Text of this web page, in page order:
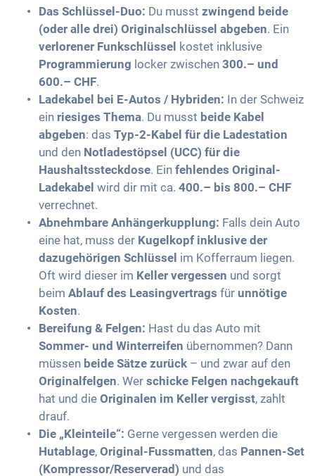
Das Schlüssel-Duo: Du musst zwingend beide
(oder alle drei) Originalschlüssel abgeben. Ein
verlorener Funkschlüssel kostet inklusive
Programmierung locker zwischen 300.– und
600.– CHF.
Ladekabel bei E-Autos / Hybriden: In der Schweiz
ein riesiges Thema. Du musst beide Kabel
abgeben: das Typ-2-Kabel für die Ladestation
und den Notladestöpsel (UCC) für die
Haushaltssteckdose. Ein fehlendes Original-
Ladekabel wird dir mit ca. 400.– bis 800.– CHF
verrechnet.
Abnehmbare Anhängerkupplung: Falls dein Auto
eine hat, muss der Kugelkopf inklusive der
dazugehörigen Schlüssel im Kofferraum liegen.
Oft wird dieser im Keller vergessen und sorgt
beim Ablauf des Leasingvertrags für unnötige
Kosten.
Bereifung & Felgen: Hast du das Auto mit
Sommer- und Winterreifen übernommen? Dann
müssen beide Sätze zurück – und zwar auf den
Originalfelgen. Wer schicke Felgen nachgekauft
hat und die Originalen im Keller vergisst, zahlt
drauf.
Die „Kleinteile“: Gerne vergessen werden die
Hutablage, Original-Fussmatten, das Pannen-Set
(Kompressor/Reserverad) und das